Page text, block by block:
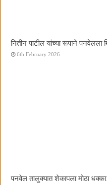
नितीन पाटील यांच्या रूपाने पनवेलला
6th February 2026
पनवेल तालुक्यात शेकापला मोठा